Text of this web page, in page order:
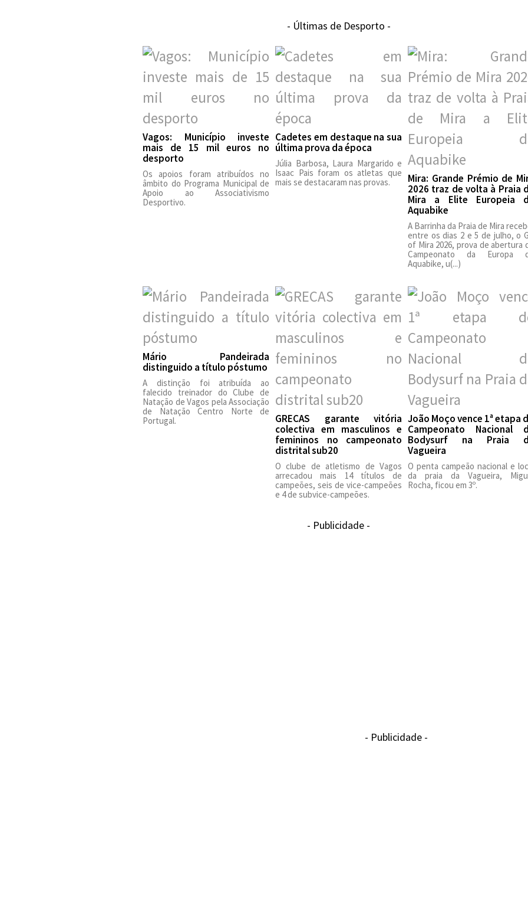
- Últimas de Desporto -
Vagos: Município investe
mais de 15 mil euros no
desporto
Os apoios foram atribuídos no
âmbito do Programa Municipal de
Apoio ao Associativismo
Desportivo.
Cadetes em destaque na sua
última prova da época
Júlia Barbosa, Laura Margarido e
Isaac Pais foram os atletas que
mais se destacaram nas provas.
Mira: Grande Prémio de
2026 traz de volta à Praia
Mira a Elite Europeia
Aquabike
A Barrinha da Praia de Mira
entre os dias 2 e 5 de julho, o
of Mira 2026, prova de abertura
Campeonato da Europa
Aquabike, u(...)
Mário Pandeirada
distinguido a título póstumo
A distinção foi atribuída ao
falecido treinador do Clube de
Natação de Vagos pela Associação
de Natação Centro Norte de
Portugal.
GRECAS garante vitória
colectiva em masculinos e
femininos no campeonato
distrital sub20
O clube de atletismo de Vagos
arrecadou mais 14 títulos de
campeões, seis de vice-campeões
e 4 de subvice-campeões.
João Moço vence 1ª etapa
Campeonato Nacional
Bodysurf na Praia
Vagueira
O penta campeão nacional e
da praia da Vagueira,
Rocha, ficou em 3º.
- Publicidade -
- Publicidade -